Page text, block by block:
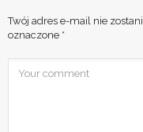
Twój adres e-mail nie
oznaczone *